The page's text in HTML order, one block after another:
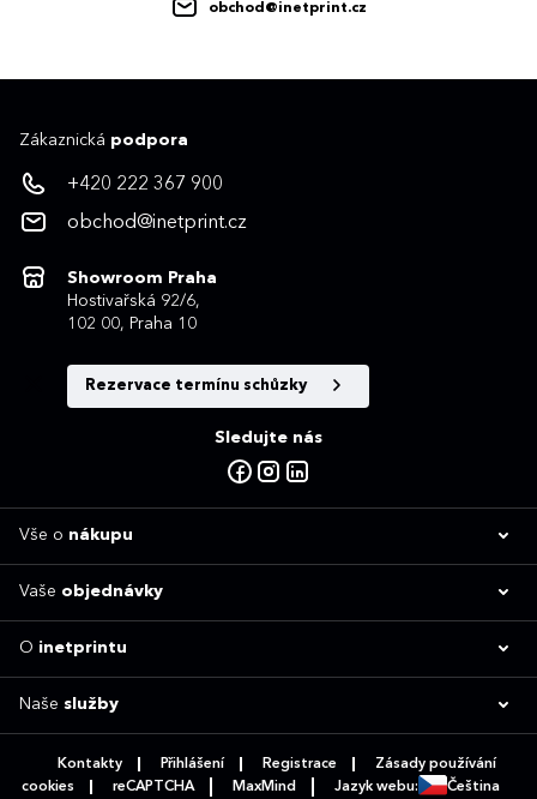
obchod@inetprint.cz
Zákaznická podpora
+420 222 367 900
obchod@inetprint.cz
Showroom Praha
Hostivařská 92/6,
102 00, Praha 10
Rezervace termínu schůzky
Sledujte nás
Vše o nákupu
Vaše objednávky
O inetprintu
Naše služby
Kontakty Přihlášení Registrace
Zásady používání
cookies
reCAPTCHA MaxMind Jazyk webu: Čeština